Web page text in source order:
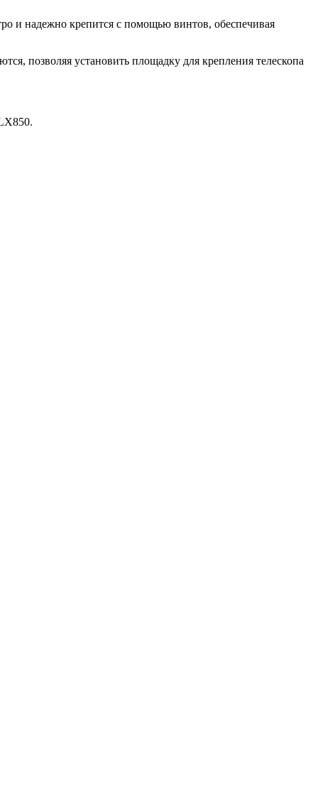
и надежно крепится с помощью винтов, обеспечивая
позволяя установить площадку для крепления телескопа